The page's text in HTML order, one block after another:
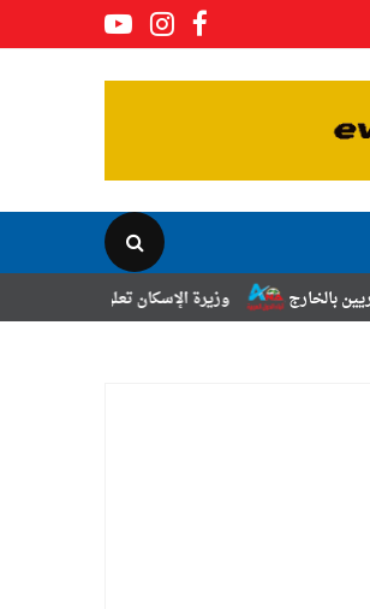
الإسكان تعلن نتائج قرعة تخصيص أراضي برنامج